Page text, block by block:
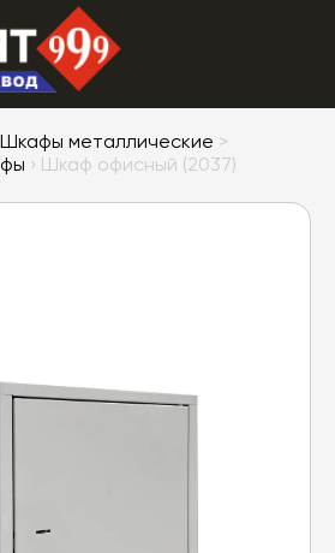
Шкафы металлические >
› Шкаф офисный (2037)